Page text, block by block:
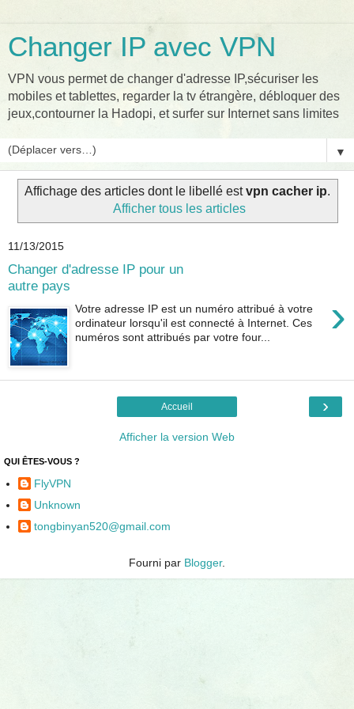
Changer IP avec VPN
VPN vous permet de changer d'adresse IP,sécuriser les
mobiles et tablettes, regarder la tv étrangère, débloquer des
jeux,contourner la Hadopi, et surfer sur Internet sans limites
▼
Affichage des articles dont le libellé estvpn cacher ip.
Afficher tous les articles
11/13/2015
Changer d'adresse IP pour un
autre pays
›
Votre adresse IP est un numéro attribué à votre
ordinateur lorsqu'il est connecté à Internet. Ces
numéros sont attribués par votre four...
›
Accueil
Afficher la version Web
QUI ÊTES-VOUS ?
FlyVPN
Unknown
tongbinyan520@gmail.com
Fourni par Blogger.